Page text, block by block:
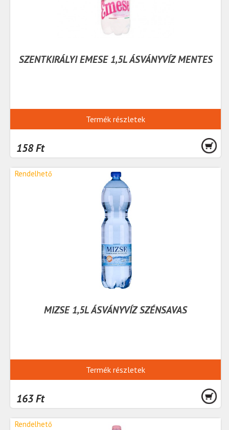
SZENTKIRÁLYI EMESE 1,5L ÁSVÁNYVÍZ MENTES
Termék részletek
158 Ft
Rendelhető
MIZSE 1,5L ÁSVÁNYVÍZ SZÉNSAVAS
Termék részletek
163 Ft
Rendelhető